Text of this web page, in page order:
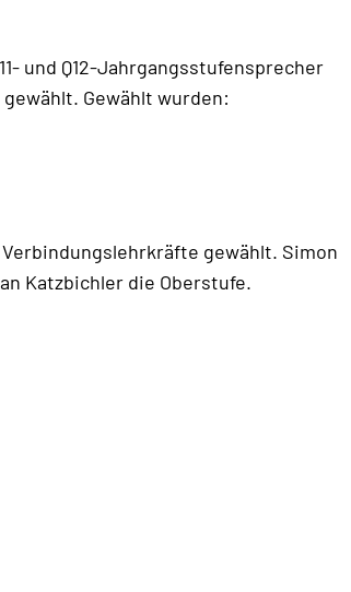
und Q12-Jahrgangsstufensprecher
Gewählt wurden:
gewählt. Simon
Katzbichler die Oberstufe.